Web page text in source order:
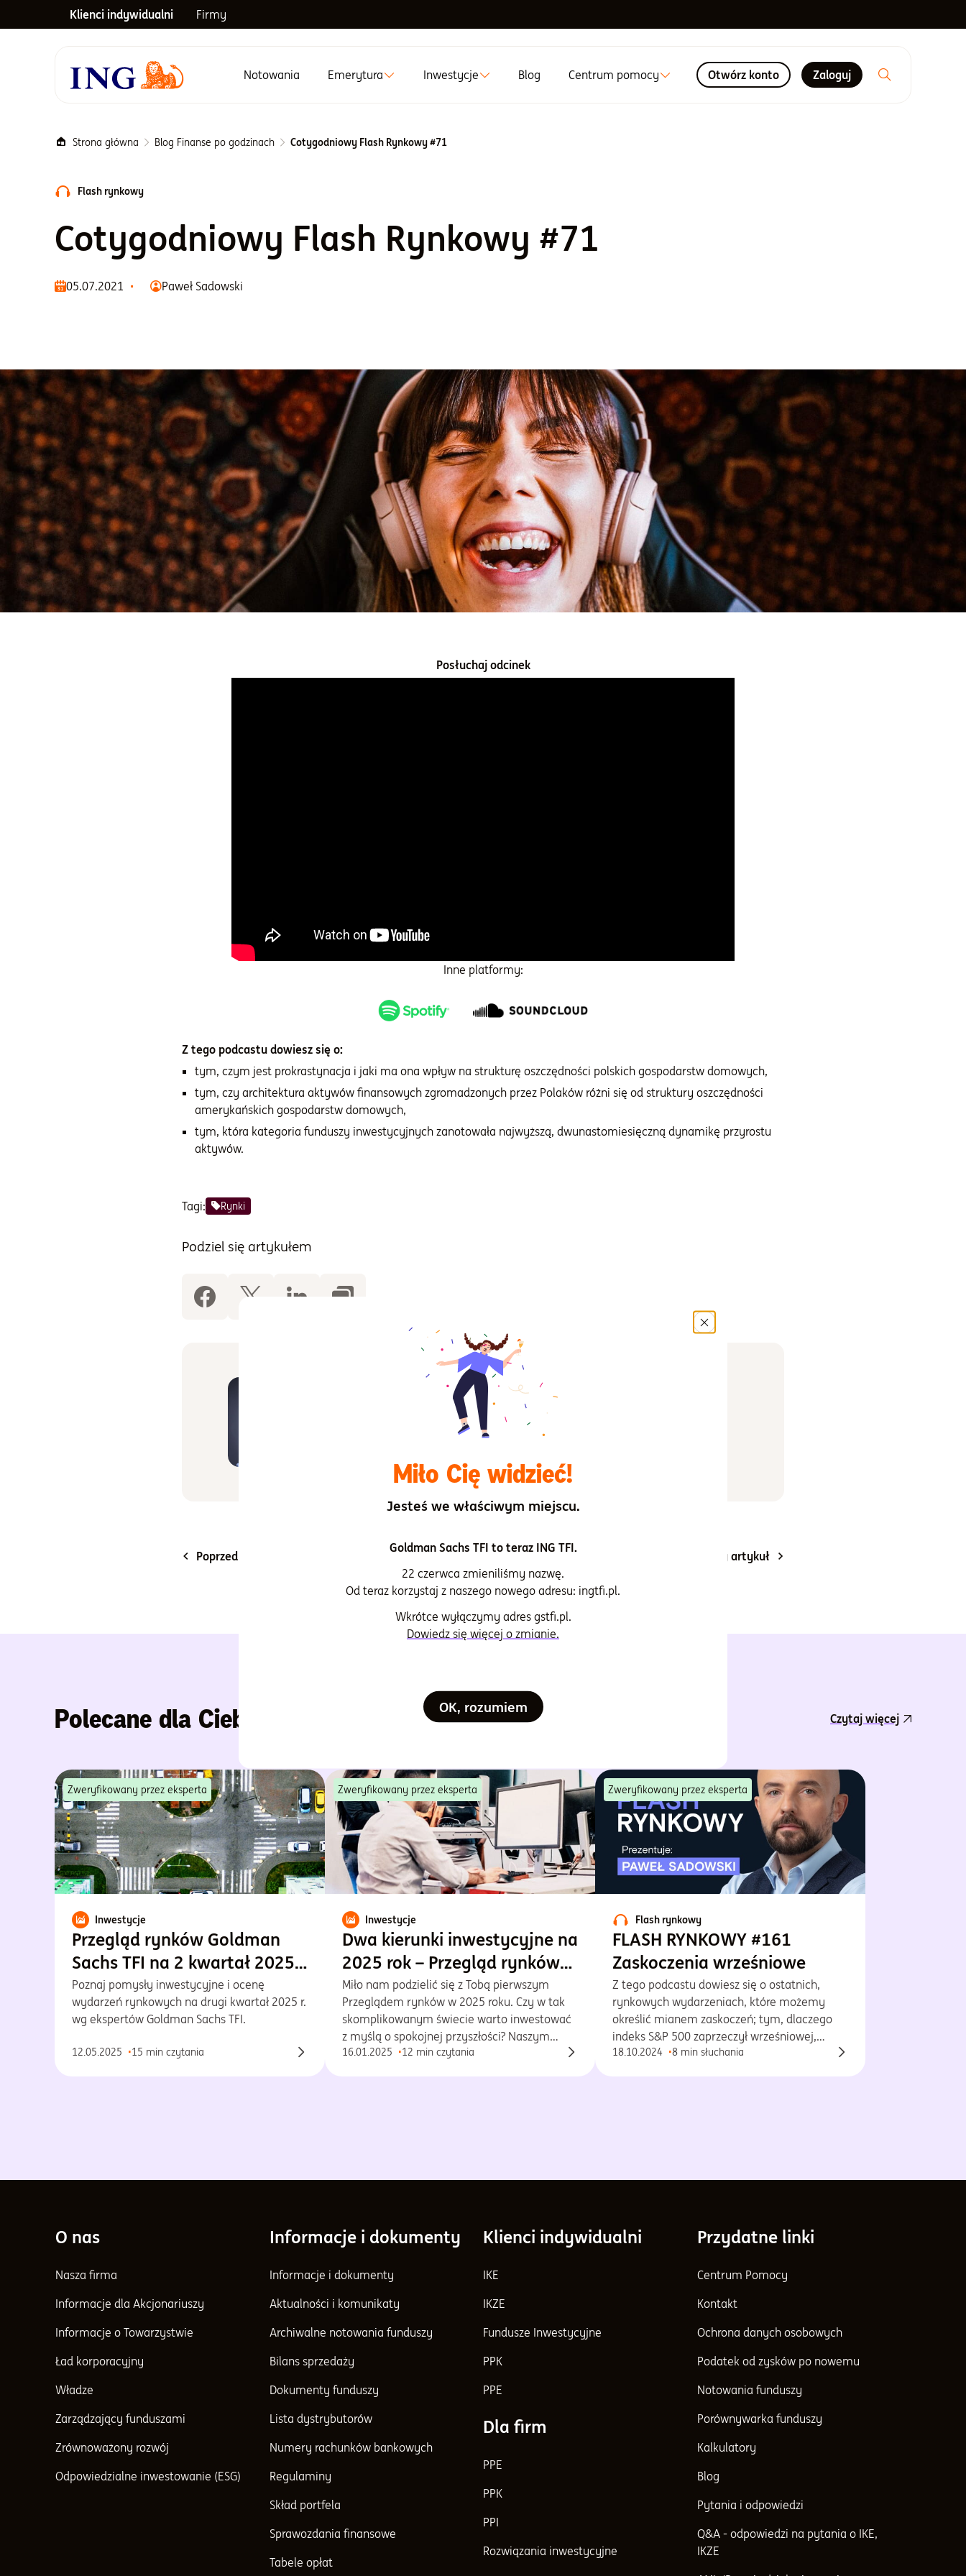
Klienci indywidualni Firmy
Menu główne
Notowania Emerytura Inwestycje Blog Centrum pomocy Otwórz konto Zaloguj
Strona główna Blog Finanse po godzinach Cotygodniowy Flash Rynkowy #71
Flash rynkowy
Cotygodniowy Flash Rynkowy #71
05.07.2021 Paweł Sadowski
Posłuchaj odcinek
Inne platformy:
Z tego podcastu dowiesz się o:
tym, czym jest prokrastynacja i jaki ma ona wpływ na strukturę oszczędności polskich gospodarstw domowych,
tym, czy architektura aktywów finansowych zgromadzonych przez Polaków różni się od struktury oszczędności
amerykańskich gospodarstw domowych,
tym, która kategoria funduszy inwestycyjnych zanotowała najwyższą, dwunastomiesięczną dynamikę przyrostu
aktywów.
Tagi: Rynki
Podziel się artykułem
Starszy Menedżer ds. Dystrybucji
Paweł Sadowski
Poprzedni artykuł Następny artykuł
Polecane dla Ciebie Czytaj więcej
Zweryfikowany przez eksperta
Inwestycje
Przegląd rynków Goldman
Sachs TFI na 2 kwartał 2025
r.
Poznaj pomysły inwestycyjne i ocenę
wydarzeń rynkowych na drugi kwartał 2025 r.
wg ekspertów Goldman Sachs TFI.
12.05.2025 15 min czytania
Zweryfikowany przez eksperta
Inwestycje
Dwa kierunki inwestycyjne na
2025 rok – Przegląd rynków
Goldman Sachs TFI
Miło nam podzielić się z Tobą pierwszym
Przeglądem rynków w 2025 roku. Czy w tak
skomplikowanym świecie warto inwestować
z myślą o spokojnej przyszłości? Naszym
zdaniem tak. Ale jak? To zależy. Wśród wielu
16.01.2025 12 min czytania
Zweryfikowany przez eksperta
Flash rynkowy
FLASH RYNKOWY #161
Zaskoczenia wrześniowe
Z tego podcastu dowiesz się o ostatnich,
rynkowych wydarzeniach, które możemy
określić mianem zaskoczeń; tym, dlaczego
indeks S&P 500 zaprzeczył wrześniowej,
historycznej prawidłowości i co może go
18.10.2024 8 min słuchania
O nas
Nasza firma
Informacje dla Akcjonariuszy
Informacje o Towarzystwie
Ład korporacyjny
Władze
Zarządzający funduszami
Zrównoważony rozwój
Odpowiedzialne inwestowanie (ESG)
Informacje i dokumenty
Informacje i dokumenty
Aktualności i komunikaty
Archiwalne notowania funduszy
Bilans sprzedaży
Dokumenty funduszy
Lista dystrybutorów
Numery rachunków bankowych
Regulaminy
Skład portfela
Sprawozdania finansowe
Tabele opłat
Klienci indywidualni
IKE
IKZE
Fundusze Inwestycyjne
PPK
PPE
Dla firm
PPE
PPK
PPI
Rozwiązania inwestycyjne
Przydatne linki
Centrum Pomocy
Kontakt
Ochrona danych osobowych
Podatek od zysków po nowemu
Notowania funduszy
Porównywarka funduszy
Kalkulatory
Blog
Pytania i odpowiedzi
Q&A - odpowiedzi na pytania o IKE,
IKZE
Miło Cię widzieć!
Jesteś we właściwym miejscu.
Goldman Sachs TFI to teraz ING TFI.
22 czerwca zmieniliśmy nazwę.
Od teraz korzystaj z naszego nowego adresu: ingtfi.pl.
Wkrótce wyłączymy adres gstfi.pl.
Dowiedz się więcej o zmianie.
OK, rozumiem